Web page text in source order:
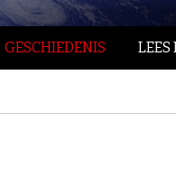
GESCHIEDENIS